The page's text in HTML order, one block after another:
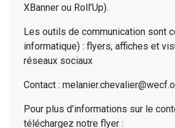
XBanner ou Roll’Up).
Les outils de communication sont
informatique) : flyers, affiches et
réseaux sociaux
Contact :
Pour plus d’informations sur le
téléchargez notre flyer :